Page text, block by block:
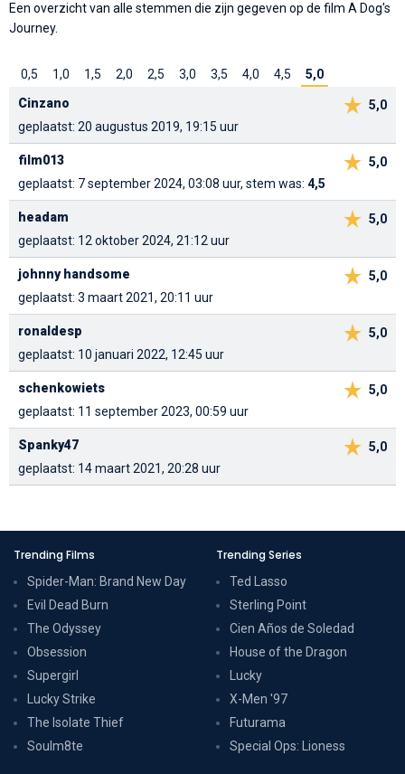
Een overzicht van alle stemmen die zijn gegeven op de film A Dog's
Journey.
0,5 1,0 1,5 2,0 2,5 3,0 3,5 4,0 4,5 5,0
5,0
Cinzano
geplaatst: 20 augustus 2019, 19:15 uur
5,0
film013
geplaatst: 7 september 2024, 03:08 uur, stem was: 4,5
5,0
headam
geplaatst: 12 oktober 2024, 21:12 uur
5,0
johnny handsome
geplaatst: 3 maart 2021, 20:11 uur
5,0
ronaldesp
geplaatst: 10 januari 2022, 12:45 uur
5,0
schenkowiets
geplaatst: 11 september 2023, 00:59 uur
5,0
Spanky47
geplaatst: 14 maart 2021, 20:28 uur
Trending Films
Spider-Man: Brand New Day
Evil Dead Burn
The Odyssey
Obsession
Supergirl
Lucky Strike
The Isolate Thief
Soulm8te
Trending Series
Ted Lasso
Sterling Point
Cien Años de Soledad
House of the Dragon
Lucky
X-Men '97
Futurama
Special Ops: Lioness